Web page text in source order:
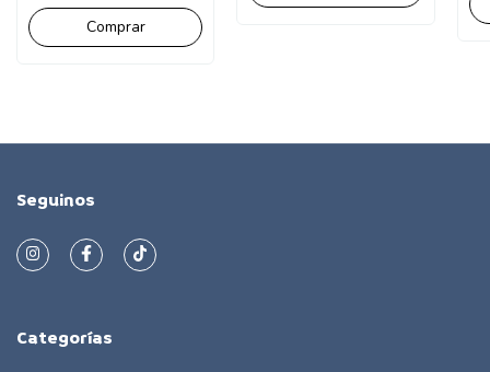
Comprar
Seguinos
Categorías